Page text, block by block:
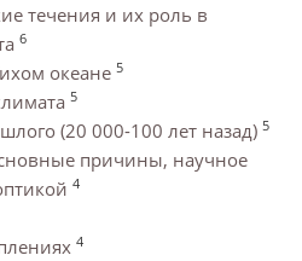
течения и их роль в
6
океане 5
5
(20 000-100 лет назад) 5
причины, научное
4
4